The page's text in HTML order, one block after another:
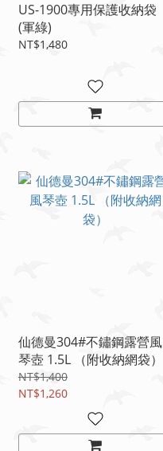
US-1900專用保護收納袋
(軍綠)
NT$1,480
仙德曼304#不鏽鋼露營風
琴壺 1.5L （附收納網袋）
NT$1,400
NT$1,260